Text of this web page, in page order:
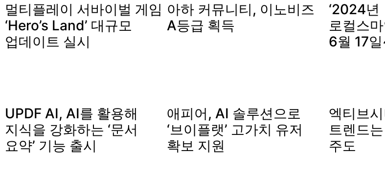
멀티플레이 서바이벌 게임
‘Hero’s Land’ 대규모
업데이트 실시
아하 커뮤니티, 이노비즈
A등급 획득
‘2024년
로컬스
6월 17
UPDF AI, AI를 활용해
지식을 강화하는 ‘문서
요약’ 기능 출시
애피어, AI 솔루션으로
‘브이플랫’ 고가치 유저
확보 지원
엑티브
트렌드
주도